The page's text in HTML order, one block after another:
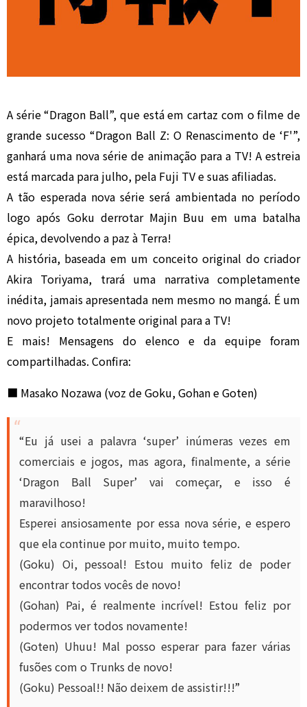
A série “Dragon Ball”, que está em cartaz com o filme de
grande sucesso “Dragon Ball Z: O Renascimento de ‘F'”,
ganhará uma nova série de animação para a TV! A estreia
está marcada para julho, pela Fuji TV e suas afiliadas.
A tão esperada nova série será ambientada no período
logo após Goku derrotar Majin Buu em uma batalha
épica, devolvendo a paz à Terra!
A história, baseada em um conceito original do criador
Akira Toriyama, trará uma narrativa completamente
inédita, jamais apresentada nem mesmo no mangá. É um
novo projeto totalmente original para a TV!
E mais! Mensagens do elenco e da equipe foram
compartilhadas. Confira:
■ Masako Nozawa (voz de Goku, Gohan e Goten)
“Eu já usei a palavra ‘super’ inúmeras vezes em
comerciais e jogos, mas agora, finalmente, a série
‘Dragon Ball Super’ vai começar, e isso é
maravilhoso!
Esperei ansiosamente por essa nova série, e espero
que ela continue por muito, muito tempo.
(Goku) Oi, pessoal! Estou muito feliz de poder
encontrar todos vocês de novo!
(Gohan) Pai, é realmente incrível! Estou feliz por
podermos ver todos novamente!
(Goten) Uhuu! Mal posso esperar para fazer várias
fusões com o Trunks de novo!
(Goku) Pessoal!! Não deixem de assistir!!!”